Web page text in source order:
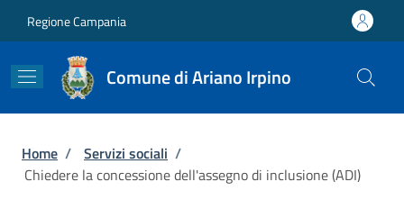
Regione Campania
Comune di Ariano Irpino
Briciole di pane
Home / Servizi sociali /
Chiedere la concessione dell'assegno di inclusione (ADI)